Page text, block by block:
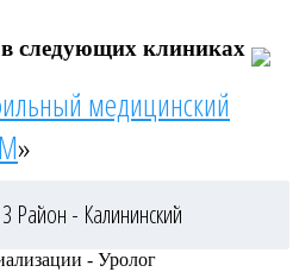
в следующих клиниках
медицинский
»
Район - Калининский
- Уролог